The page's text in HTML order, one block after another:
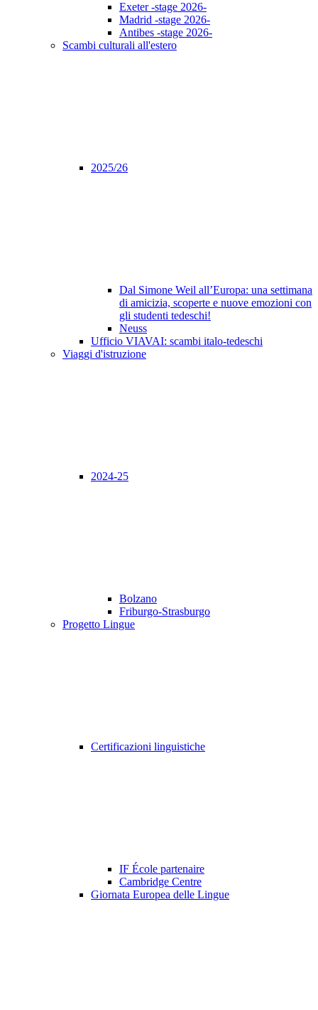
Exeter -stage 2026-
Madrid -stage 2026-
Antibes -stage 2026-
Scambi culturali all'estero
2025/26
Dal Simone Weil all’Europa: una settimana
di amicizia, scoperte e nuove emozioni con
gli studenti tedeschi!
Neuss
Ufficio VIAVAI: scambi italo-tedeschi
Viaggi d'istruzione
2024-25
Bolzano
Friburgo-Strasburgo
Progetto Lingue
Certificazioni linguistiche
IF École partenaire
Cambridge Centre
Giornata Europea delle Lingue